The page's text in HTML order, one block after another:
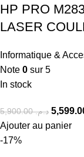
HP PRO
LASER
Informatique &
Note 0 sur 5
In stock
د.م.5,900.00
Ajouter au panier
-17%